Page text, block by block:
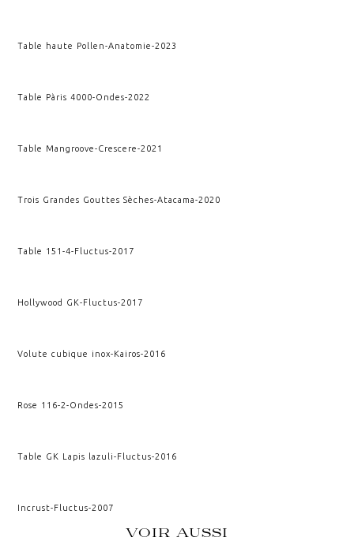
Table haute Pollen-Anatomie-2023
Table Pàris 4000-Ondes-2022
Table Mangroove-Crescere-2021
Trois Grandes Gouttes Sèches-Atacama-2020
Table 151-4-Fluctus-2017
Hollywood GK-Fluctus-2017
Volute cubique inox-Kairos-2016
Rose 116-2-Ondes-2015
Table GK Lapis lazuli-Fluctus-2016
Incrust-Fluctus-2007
VOIR AUSSI